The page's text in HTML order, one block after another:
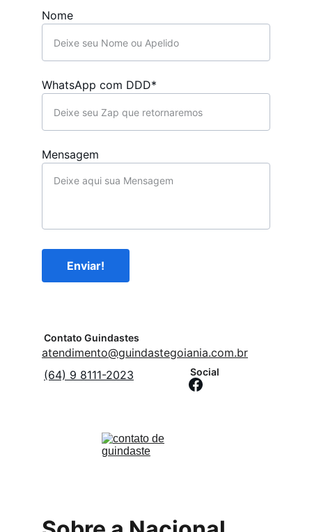
Nome
WhatsApp com DDD*
Mensagem
Enviar!
Contato Guindastes
(64) 9 8111-2023 Social
atendimento@guindastegoiania.com.br